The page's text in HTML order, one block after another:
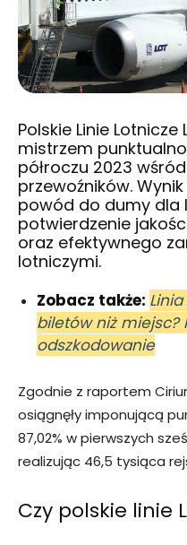
Polskie Linie Lotnicze
mistrzem
półroczu 2023
przewoźników.
powód do dumy dla
potwierdzenie
oraz efektywnego
lotniczymi.
Zobacz także:
biletów niż miejsc?
odszkodowanie
Zgodnie z raportem
osiągnęły imponującą
87,02% w pierwszych
realizując 46,5 tysiąca
Czy polskie linie